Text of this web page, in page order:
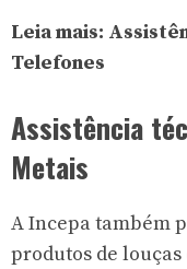
Leia mais:
Telefones
Assistência
Metais
A Incepa também
produtos de